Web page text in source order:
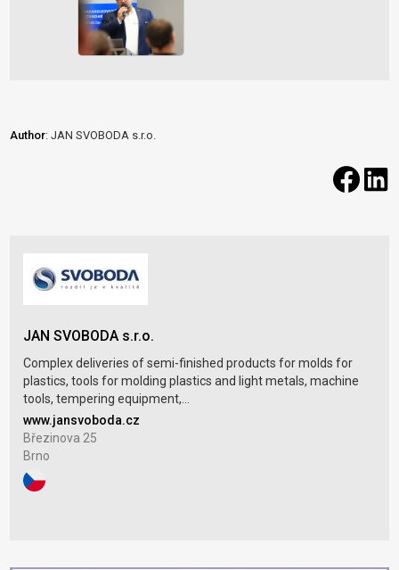
Author: JAN SVOBODA s.r.o.
JAN SVOBODA s.r.o.
Complex deliveries of semi-finished products for molds for
plastics, tools for molding plastics and light metals, machine
tools, tempering equipment,...
www.jansvoboda.cz
Březinova 25
Brno